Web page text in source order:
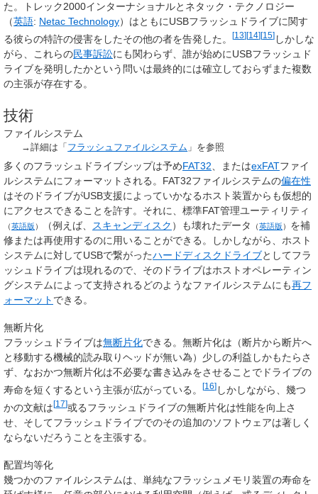
た。トレック2000インターナショナルと ネタック・テクノロジー
（英語: Netac Technology） はともにUSBフラッシュドライブに関す
る彼らの特許の侵害をしたその他の者を告発した。
[13][14][15] しかしな
がら、これらの民事訴訟にも関わらず、誰が始めにUSBフラッシュド
ライブを発明したかという問いは最終的には確立しておらずまた複数
の主張が存在する。
技術
ファイルシステム
→詳細は「 フラッシュファイルシステム 」を参照
多くのフラッシュドライブシップは予めFAT32 、またはexFATファイ
ルシステムにフォーマットされる。FAT32ファイルシステムの偏在性
はそのドライブがUSB支援によっていかなるホスト装置からも仮想的
にアクセスできることを許す。それに、標準FAT管理ユーティリティ
（英語版 ） （例えば、 スキャンディスク ）も壊れたデータ （英語版 ） を補
修または再使用するのに用いることができる。しかしながら、ホスト
システムに対してUSBで繋がったハードディスクドライブとしてフラ
ッシュドライブは現れるので、そのドライブはホストオペレーティン
グシステムによって支持されるどのようなファイルシステムにも再フ
ォーマット できる。
無断片化
フラッシュドライブは無断片化できる。無断片化は（断片から断片へ
と移動する機械的読み取りヘッドが無い為）少しの利益しかもたらさ
ず、なおかつ無断片化は不必要な書き込みをさせることでドライブの
寿命を短くするという主張が広がっている。
[16] しかしながら、幾つ
かの文献は[17]或るフラッシュドライブの無断片化は性能を向上さ
せ、そしてフラッシュドライブでのその追加のソフトウェアは著しく
ならないだろうことを主張する。
配置均等化
幾つかのファイルシステムは、単純なフラッシュメモリ装置の寿命を